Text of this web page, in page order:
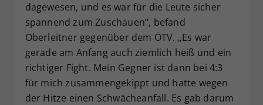
dagewesen, und es war für die Leute sicher
spannend zum Zuschauen“, befand
Oberleitner gegenüber dem ÖTV. „Es war
gerade am Anfang auch ziemlich heiß und ein
richtiger Fight. Mein Gegner ist dann bei 4:3
für mich zusammengekippt und hatte wegen
der Hitze einen Schwächeanfall. Es gab darum